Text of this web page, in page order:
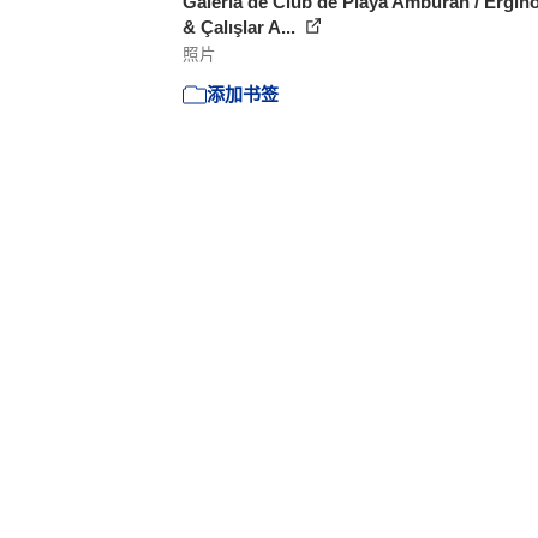
& Çalışlar A...
照片
添加书签